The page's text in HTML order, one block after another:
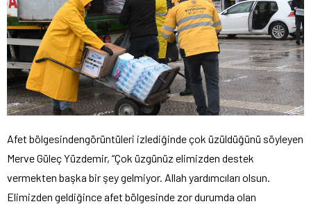
Afet bölgesindengörüntüleri izlediğinde çok üzüldüğünü söyleyen
Merve Güleç Yüzdemir, “Çok üzgünüz elimizden destek
vermekten başka bir şey gelmiyor. Allah yardımcıları olsun.
Elimizden geldiğince afet bölgesinde zor durumda olan